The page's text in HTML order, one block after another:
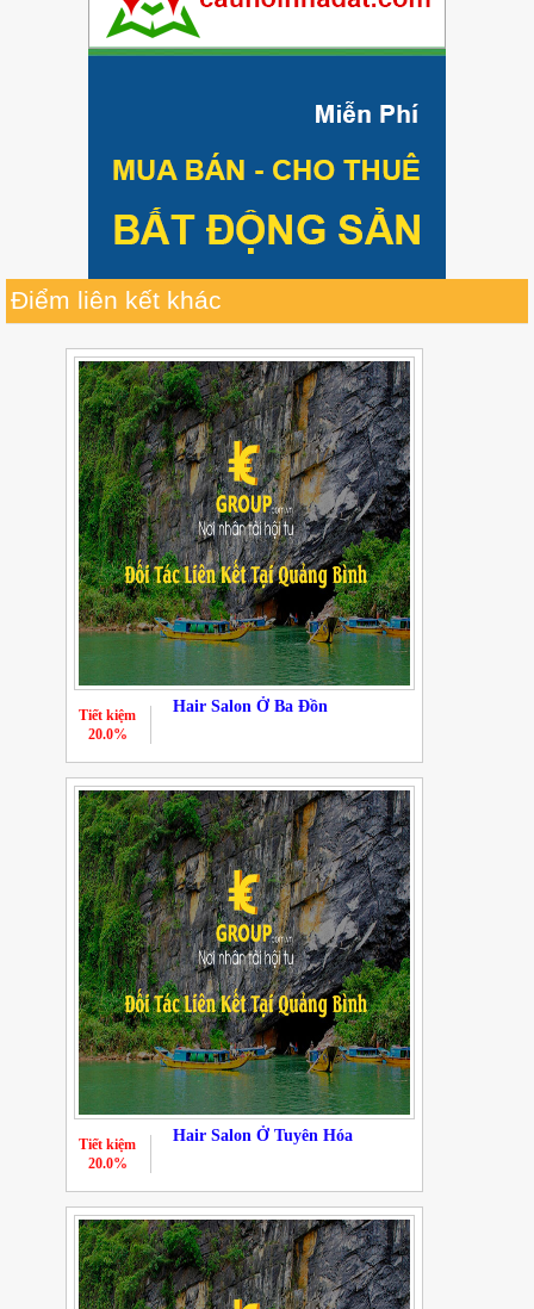
Điểm liên kết khác
Hair Salon Ở Ba Đồn
Tiết kiệm
20.0%
Hair Salon Ở Tuyên Hóa
Tiết kiệm
20.0%